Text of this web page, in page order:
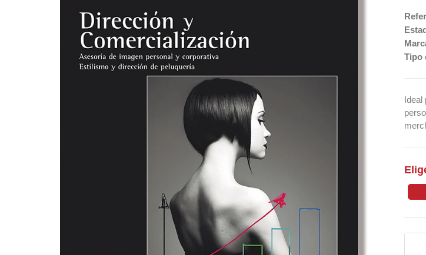
Tipo
Ideal